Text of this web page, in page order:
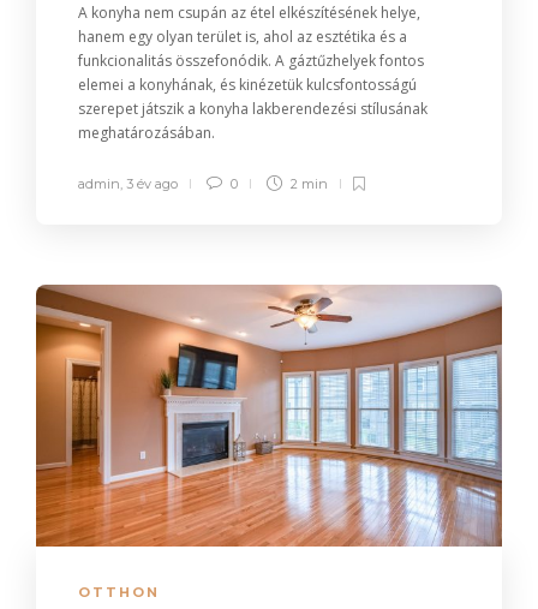
A konyha nem csupán az étel elkészítésének helye,
hanem egy olyan terület is, ahol az esztétika és a
funkcionalitás összefonódik. A gáztűzhelyek fontos
elemei a konyhának, és kinézetük kulcsfontosságú
szerepet játszik a konyha lakberendezési stílusának
meghatározásában.
admin, 3 év ago 0 2 min
OTTHON